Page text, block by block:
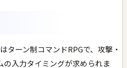
ーン制コマンドRPGで、攻撃・
入力タイミングが求められま